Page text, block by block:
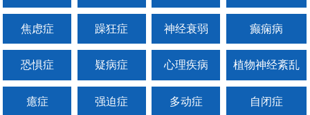
焦虑症 躁狂症 神经衰弱 癫痫病
恐惧症 疑病症 心理疾病 植物神经紊乱
癔症 强迫症 多动症 自闭症